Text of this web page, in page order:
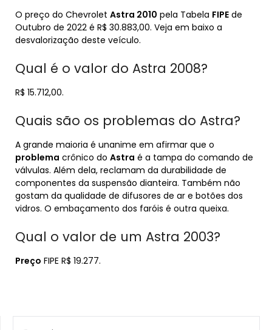
O preço do Chevrolet Astra 2010 pela Tabela FIPE de
Outubro de 2022 é R$ 30.883,00. Veja em baixo a
desvalorização deste veículo.
Qual é o valor do Astra 2008?
R$ 15.712,00.
Quais são os problemas do Astra?
A grande maioria é unanime em afirmar que o
problema crônico do Astra é a tampa do comando de
válvulas. Além dela, reclamam da durabilidade de
componentes da suspensão dianteira. Também não
gostam da qualidade de difusores de ar e botões dos
vidros. O embaçamento dos faróis é outra queixa.
Qual o valor de um Astra 2003?
Preço FIPE R$ 19.277.